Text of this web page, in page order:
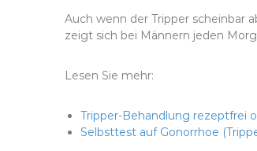
Auch wenn der Tripper scheinbar
zeigt sich bei Männern jeden
Lesen Sie mehr:
Tripper-Behandlung rezeptfrei
Selbsttest auf Gonorrhoe